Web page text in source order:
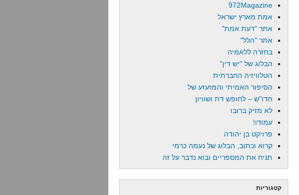
972Magazine
אמת מארץ ישראל
אתר "דעת אמת"
אתר "הלל"
בחזרה ללאמיה
הבלוג של "יש דין"
הטלוויזיה החברתית
הסיפור האמיתי והמזעזע של
חדו"ש – לחופש דת ושוויון
לא מזיק ברובו
עמודו!
פרויקט בן יהודה
קרוא וכתוב, הבלוג של נעמה כרמי
תניח את המספריים ובוא נדבר על זה
קטגוריות